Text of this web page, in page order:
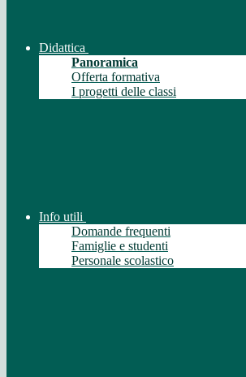
Didattica
Panoramica
Offerta formativa
I progetti delle classi
Info utili
Domande frequenti
Famiglie e studenti
Personale scolastico